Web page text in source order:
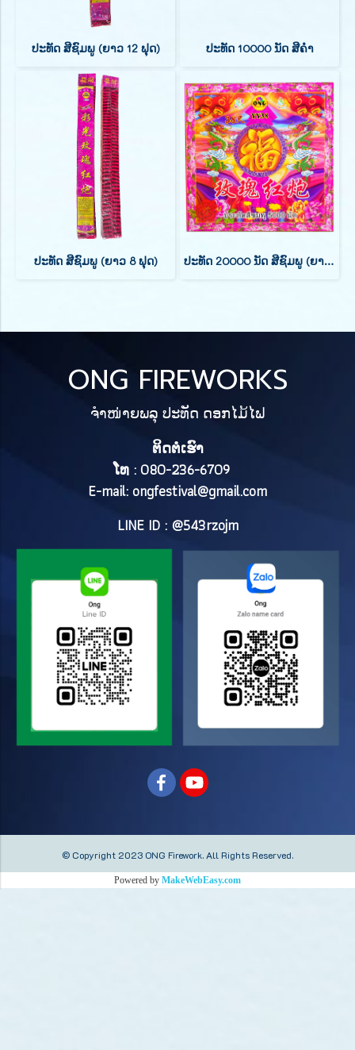
ປະທັດ ສີຊົມພູ (ຍາວ 12 ຟຸດ) ປະທັດ 10000 ນັດ ສີຄຳ
ປະທັດ ສີຊົມພູ (ຍາວ 8 ຟຸດ) ປະທັດ 20000 ນັດ ສີຊົມພູ (ຍາວ 88 ຟຸດ)
ONG FIREWORKS
ຈຳໜ່າຍພລຸ ປະທັດ ດອກໄມ້ໄຟ
ຕິດຕໍ່ເຮົາ
ໂທ : 080-236-6709
E-mail: ongfestival@gmail.com
LINE ID : @543rzojm
© Copyright 2023 ONG Firework.All Rights Reserved.
Powered by MakeWebEasy.com